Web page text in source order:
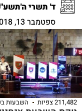
ד' תשרי
ספטמבר 13, 2018
211,482 צפיות השבעות